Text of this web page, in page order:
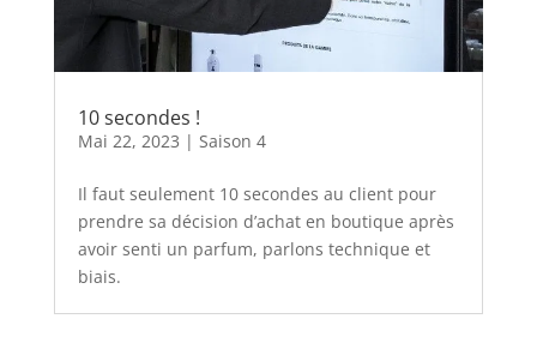
10 secondes !
Mai 22, 2023 | Saison 4
Il faut seulement 10 secondes au client pour
prendre sa décision d’achat en boutique après
avoir senti un parfum, parlons technique et
biais.